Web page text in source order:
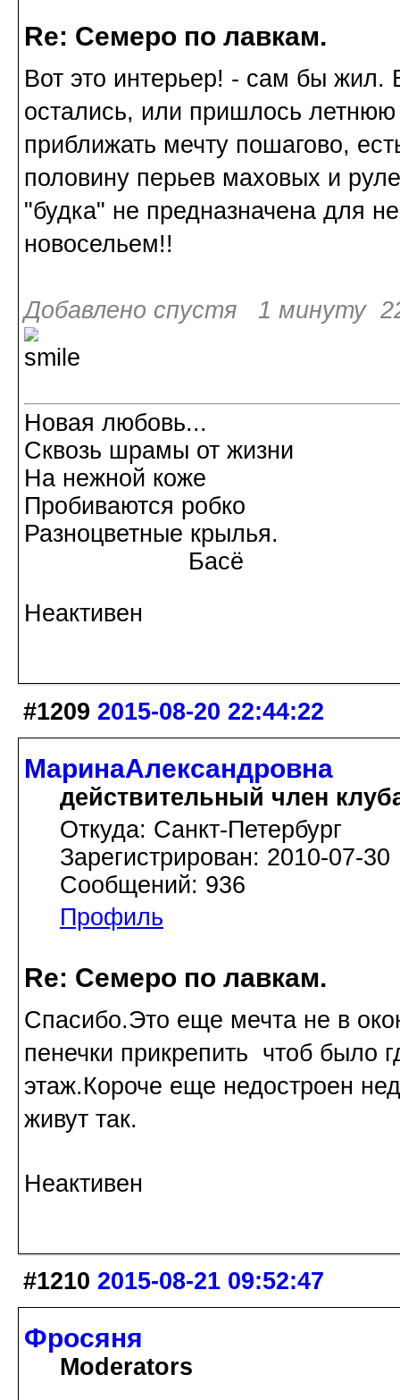
Re: Семеро по лавкам.
Вот это интерьер! - сам бы
остались, или пришлось летнюю
приближать мечту пошагово,
половину перьев маховых и
"будка" не предназначена для
новосельем!!
Добавлено спустя 1 минуту
Новая любовь...
Сквозь шрамы от жизни
На нежной коже
Пробиваются робко
Разноцветные крылья.
Басё
Неактивен
#1209 2015-08-20 22:44:22
МаринаАлександровна
действительный член
Откуда: Cанкт-Петербург
Зарегистрирован: 2010-07-30
Сообщений: 936
Профиль
Re: Семеро по лавкам.
Спасибо.Это еще мечта не в
пенечки прикрепить чтоб было
этаж.Короче еще недостроен
живут так.
Неактивен
#1210 2015-08-21 09:52:47
Фросяня
Moderators